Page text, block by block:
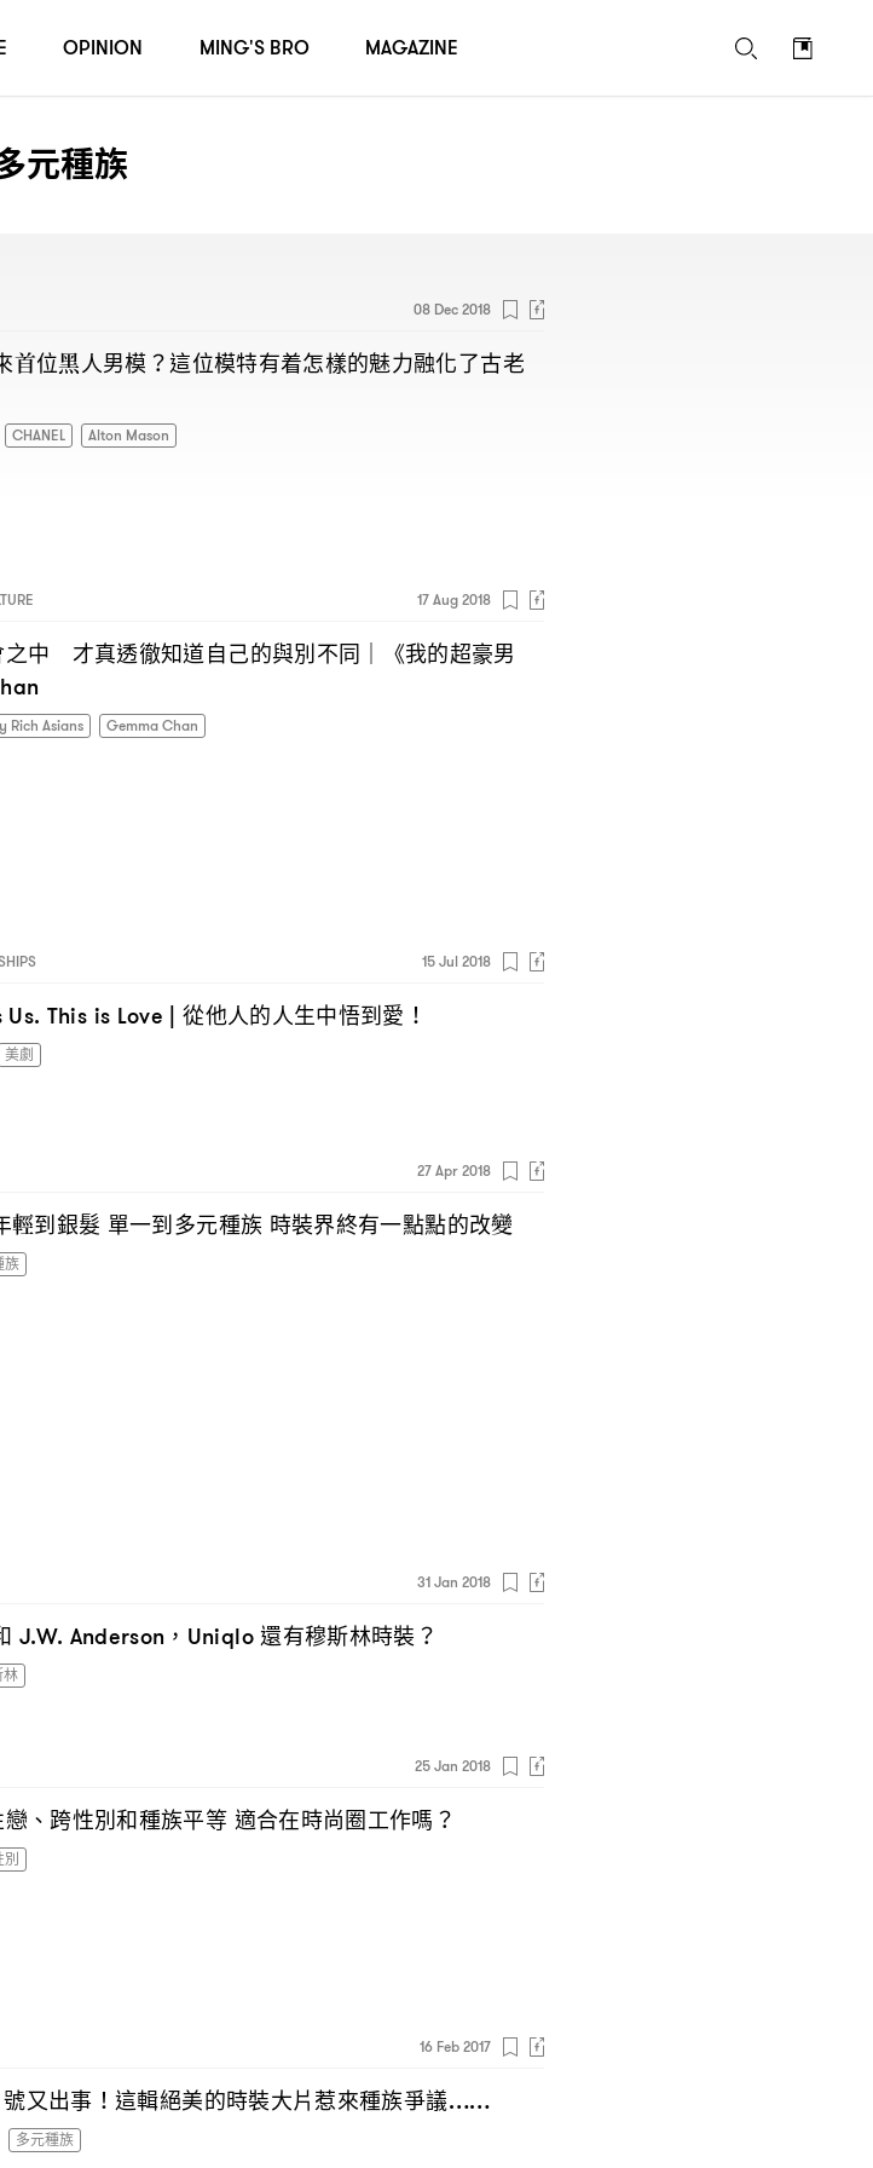
元種族
08 Dec 2018
首位黑人男模？這位模特有着怎樣的魅力融化了古老
CHANEL Alton Mason
17 Aug 2018
中 才真透徹知道自己的與別不同
《我的超豪男
Rich Asians Gemma Chan
15 Jul 2018
Us. This is Love |從他人的人生中悟到愛 ！
美劇
27 Apr 2018
輕到銀髮 單一到多元種族 時裝界終有一點點的改變
族
31 Jan 2018
J.W. Anderson，Uniqlo還有穆斯林時裝 ？
林
25 Jan 2018
、跨性別和種族平等 適合在時尚圈工作嗎 ？
別
16 Feb 2017
又出事 ！這輯絕美的時裝大片惹來種族爭議……
多元種族
OPINION MING'S BRO MAGAZINE